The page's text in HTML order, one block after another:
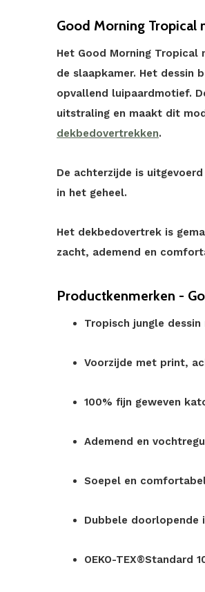
Good Morning Tropical
Het Good Morning
de slaapkamer. Het dessin
opvallend luipaardmotief.
uitstraling en maakt dit
dekbedovertrekken.
De achterzijde is
in het geheel.
Het dekbedovertrek is
zacht, ademend en
Productkenmerken -
Tropisch jungle
Voorzijde met print,
100% fijn geweven
Ademend en
Soepel en
Dubbele doorlopende
OEKO-TEX®Standard